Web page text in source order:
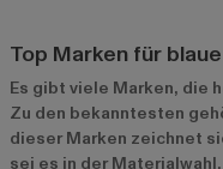
Top Marken für
Es gibt viele Marken, die
Zu den bekanntesten
dieser Marken zeichnet
sei es in der